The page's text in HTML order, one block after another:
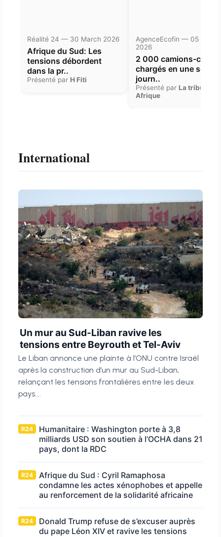
Réalité 24 — 30 March 2026
Afrique du Sud: Les
tensions débordent
dans la pr..
Présenté par H Fiti
AgenceEcofin — 05
2026
2 000 camions-
chargés en une seule
journ..
Présenté par La tribune
Afrique
International
Un mur au Sud-Liban ravive les
tensions entre Beyrouth et Tel-Aviv
Le Liban annonce une plainte à l’ONU contre Israël
après la construction d’un mur au Sud-Liban,
relançant les tensions frontalières entre les deux
pays....
R24
Humanitaire : Washington porte à 3,8
milliards USD son soutien à l’OCHA dans 21
pays, dont la RDC
R24
Afrique du Sud : Cyril Ramaphosa
condamne les actes xénophobes et appelle
au renforcement de la solidarité africaine
R24
Donald Trump refuse de s’excuser auprès
du pape Léon XIV et ravive les tensions